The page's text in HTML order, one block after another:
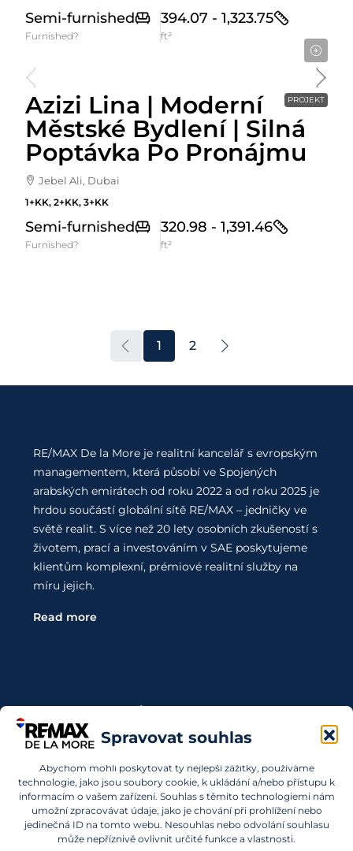
Spravovat souhlas
Abychom mohli poskytovat ty nejlepší zážitky, používáme
technologie, jako jsou soubory cookie, k ukládání a/nebo přístupu k
informacím o vašem zařízení. Souhlas s těmito technologiemi nám
umožní zpracovávat údaje, jako je chování při prohlížení nebo
jedinečná ID na tomto webu. Nesouhlas nebo odvolání souhlasu
může nepříznivě ovlivnit určité funkce a vlastnosti.
Semi-furnished
Furnished?
394.07 - 1,323.75
ft²
PROJEKT
Azizi Lina | Moderní
Městské Bydlení | Silná
Poptávka Po Pronájmu
Jebel Ali, Dubai
1+KK, 2+KK, 3+KK
Semi-furnished
Furnished?
320.98 - 1,391.46
ft²
1 2
RE/MAX De la More je realitní kancelář s evropským
managementem, která působí ve Spojených
arabských emirátech od roku 2022 a od roku 2025 je
hrdou součástí globální sítě RE/MAX – jedničky ve
světě realit. S více než 20 lety osobních zkušeností s
životem, prací a investováním v SAE poskytujeme
klientům komplexní, prémiové realitní služby na
míru jejich.
Read more
Kontaktujte Nás
kde začít? Obraťte se na nás.
info@remaxdelamore.com